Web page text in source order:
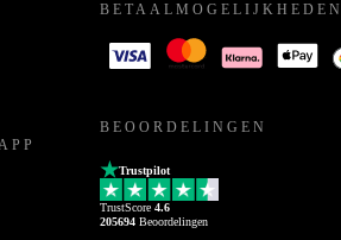
BETAALMOGELIJKHEDEN
BEOORDELINGEN
Trustpilot
TrustScore 4.6
205694 Beoordelingen